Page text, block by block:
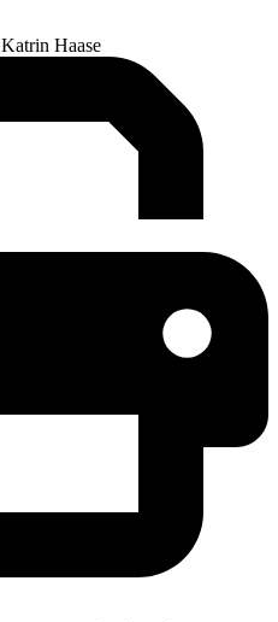
Katrin Haase